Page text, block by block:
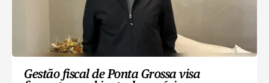
Gestão fiscal de Ponta Grossa visa